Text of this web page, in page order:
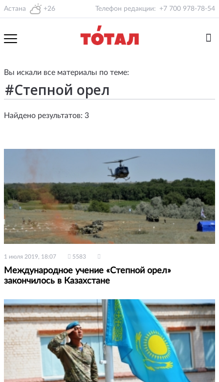
Астана +26 Телефон редакции: +7 700 978-78-54
Вы искали все материалы по теме:
Найдено результатов: 3
1 июля 2019, 18:07 5583
Международное учение «Степной орел»
закончилось в Казахстане